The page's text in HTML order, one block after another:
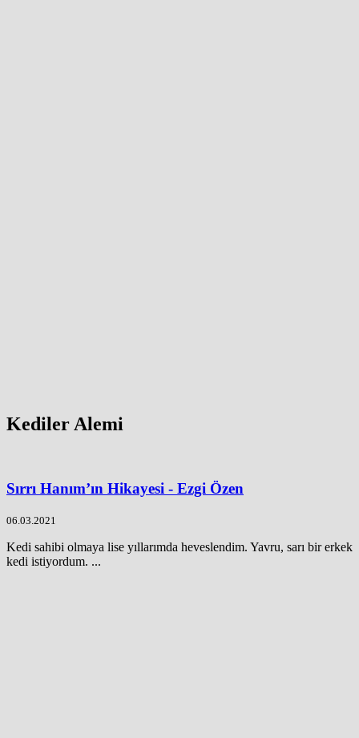
Kediler Alemi
Sırrı Hanım’ın Hikayesi - Ezgi Özen
06.03.2021
Kedi sahibi olmaya lise yıllarımda heveslendim. Yavru, sarı bir erkek
kedi istiyordum. ...